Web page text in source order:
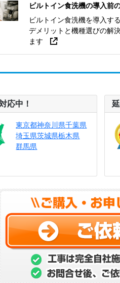
ビルトイン食洗機の導入前
ビルトイン食洗機を導入す
デメリットと機種選びの解
ます
応中！
東京都神奈川県千葉県
埼玉県茨城県栃木県
群馬県